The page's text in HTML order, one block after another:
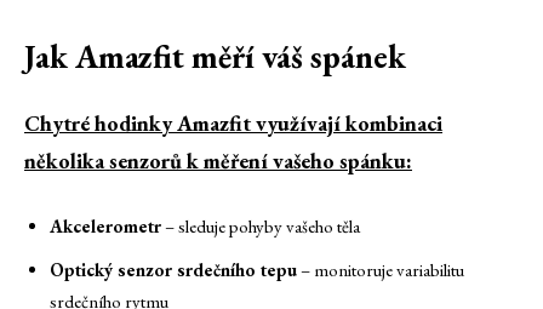
Jak Amazfit měří váš spánek
Chytré hodinky Amazfit využívají kombinaci
několika senzorů k měření vašeho spánku:
Akcelerometr– sleduje pohyby vašeho těla
Optický senzor srdečního tepu– monitoruje variabilitu
srdečního rytmu